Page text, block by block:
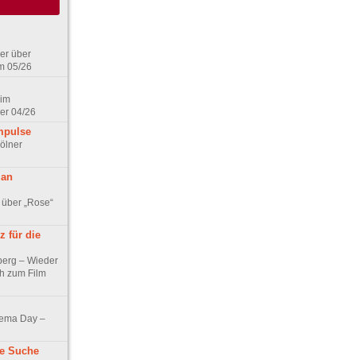
über
05/26
04/26
„Rose“
für die
– Wieder
zum Film
Day –
Suche